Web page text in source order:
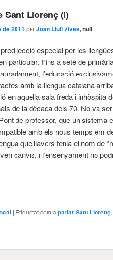
Sant Llorenç (I)
de 2011 perJoan Llull Vives, null
especial per les
particular. Fins a setè de primària
l’educació
amb la llengua catalana
en aquella sala freda i inhòspita
de la dècada dels 70. No va
de professor, que un sistema
amb els nous temps em
que llavors tenia el nom de
canvis, i l’ensenyament no
| Etiquetat com a parlar Sant Llorenç